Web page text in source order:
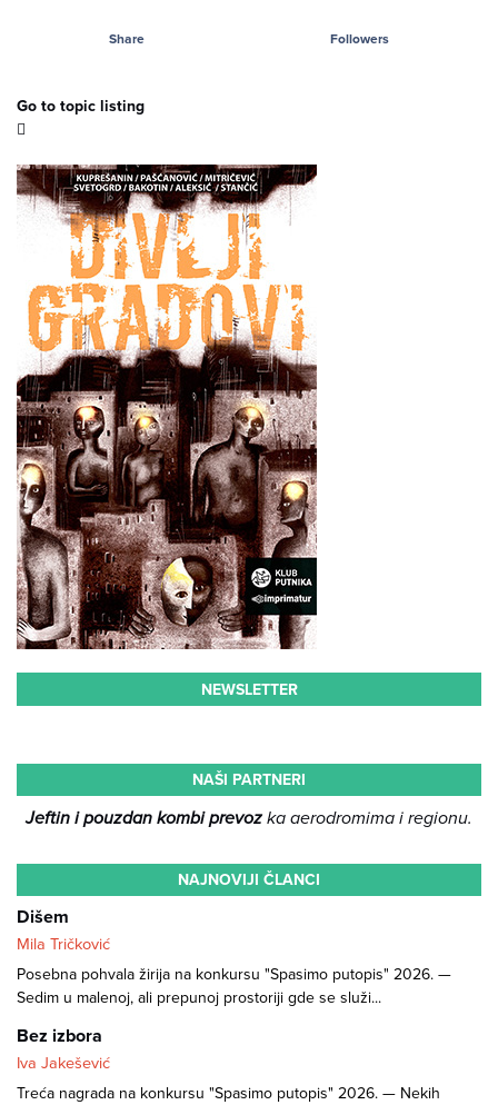
Share Followers
Go to topic listing
NEWSLETTER
NAŠI PARTNERI
Jeftin i pouzdan kombi prevozka aerodromima i regionu.
NAJNOVIJI ČLANCI
Dišem
Mila Tričković
Posebna pohvala žirija na konkursu "Spasimo putopis" 2026. —
Sedim u malenoj, ali prepunoj prostoriji gde se služi...
Bez izbora
Iva Jakešević
Treća nagrada na konkursu "Spasimo putopis" 2026. — Nekih